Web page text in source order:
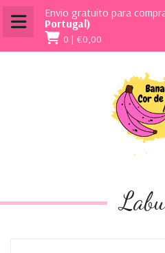
Envio gratuito para
Portugal)
0 | €0,00